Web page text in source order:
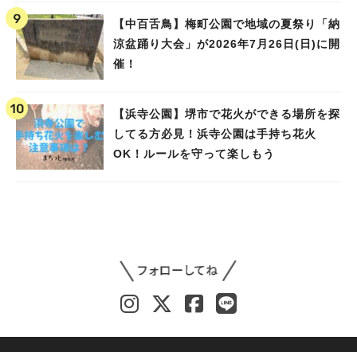
【中百舌鳥】梅町公園で地域の夏祭り「納
涼盆踊り大会」が2026年7月26日(日)に開
催！
【浜寺公園】堺市で花火ができる場所を探
してる方必見！浜寺公園は手持ち花火
OK！ルールを守って楽しもう